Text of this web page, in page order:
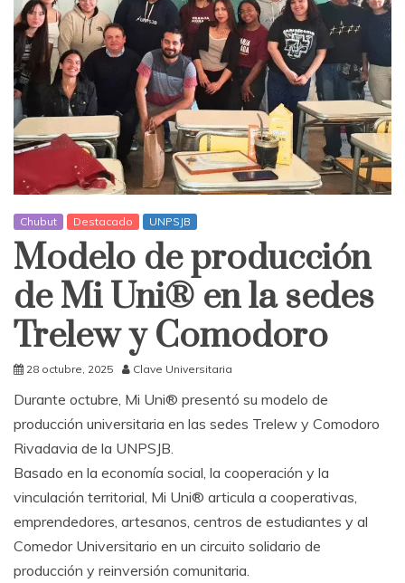
Chubut Destacado UNPSJB
Modelo de producción
de Mi Uni® en la sedes
Trelew y Comodoro
28 octubre, 2025 Clave Universitaria
Durante octubre, Mi Uni® presentó su modelo de
producción universitaria en las sedes Trelew y Comodoro
Rivadavia de la UNPSJB.
Basado en la economía social, la cooperación y la
vinculación territorial, Mi Uni® articula a cooperativas,
emprendedores, artesanos, centros de estudiantes y al
Comedor Universitario en un circuito solidario de
producción y reinversión comunitaria.